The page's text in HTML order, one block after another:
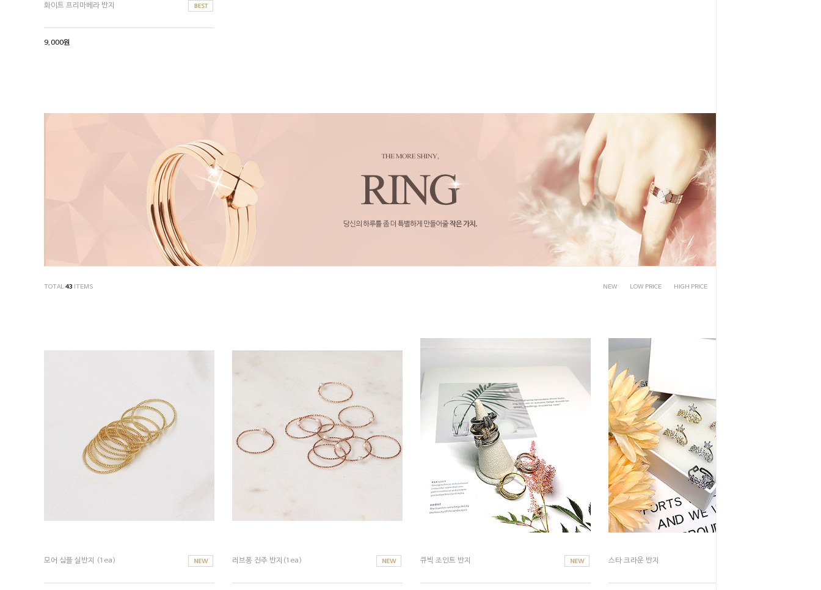
화이트 프리마베라 반지
9,000원
TOTAL43 ITEMS NEW LOW PRICE HIGH PRICE
모어 심플 실반지 (1ea) 러브퐁 진주 반지(1ea) 큐빅 조인트 반지 스타 크라운 반지